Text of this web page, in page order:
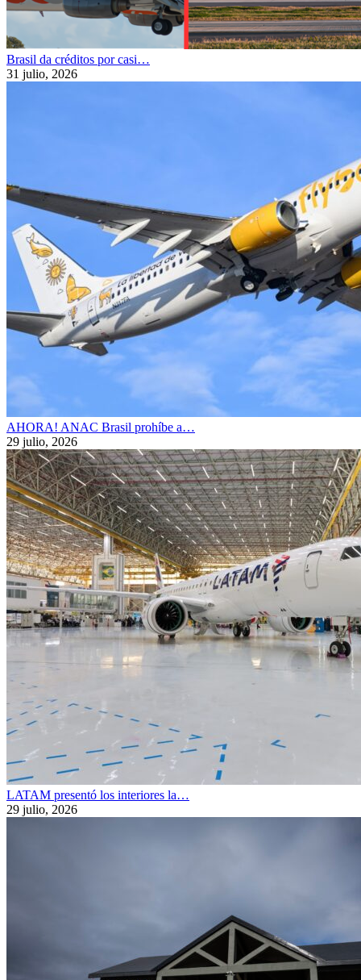
Brasil da créditos por casi…
31 julio, 2026
AHORA! ANAC Brasil prohíbe a…
29 julio, 2026
LATAM presentó los interiores la…
29 julio, 2026